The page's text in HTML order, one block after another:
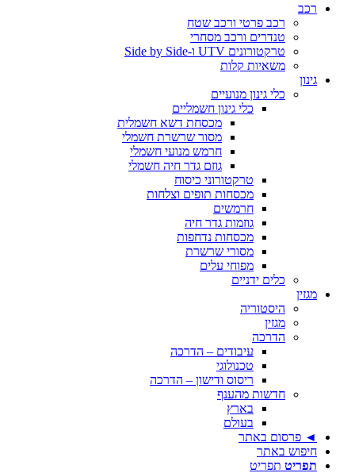
רכב
רכב פרטי ורכב שטח
טנדרים ורכב מסחרי
טרקטורונים UTV ו-Side by Side
משאיות קלות
גינון
כלי גינון מנועיים
כלי גינון חשמליים
מכסחת דשא חשמלית
מסור שרשרת חשמלי
חרמש מנועי חשמלי
גוזם גדר חיה חשמלי
טרקטורוני כיסוח
מכסחות תופים וצלחות
חרמשים
גוזמות גדר חיה
מכסחות נדחפות
מסורי שרשרת
מפוחי עלים
כלים ידניים
מגזין
היסטוריה
מגזין
הדרכה
עיבודים – הדרכה
טכנולוגי
ריסוס ודישון – הדרכה
חדשות מהענף
בארץ
בעולם
◄ פרסום באתר
חיפוש באתר
תפריט תפריט